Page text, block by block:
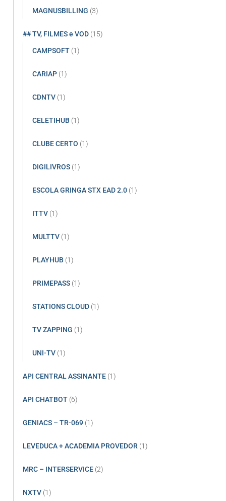
MAGNUSBILLING (3)
## TV, FILMES e VOD (15)
CAMPSOFT (1)
CARIAP (1)
CDNTV (1)
CELETIHUB (1)
CLUBE CERTO (1)
DIGILIVROS (1)
ESCOLA GRINGA STX EAD 2.0 (1)
ITTV (1)
MULTTV (1)
PLAYHUB (1)
PRIMEPASS (1)
STATIONS CLOUD (1)
TV ZAPPING (1)
UNI-TV (1)
API CENTRAL ASSINANTE (1)
API CHATBOT (6)
GENIACS – TR-069 (1)
LEVEDUCA + ACADEMIA PROVEDOR (1)
MRC – INTERSERVICE (2)
NXTV (1)